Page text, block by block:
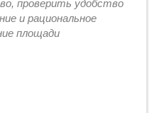
проверить удобство
и рациональное
площади